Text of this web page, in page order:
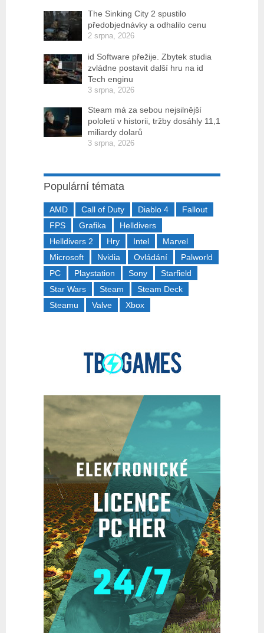
The Sinking City 2 spustilo
předobjednávky a odhalilo cenu
2 srpna, 2026
id Software přežije. Zbytek studia
zvládne postavit další hru na id
Tech enginu
3 srpna, 2026
Steam má za sebou nejsilnější
pololetí v historii, tržby dosáhly 11,1
miliardy dolarů
3 srpna, 2026
Populární témata
AMD Call of Duty Diablo 4
Fallout
FPS
Grafika
Helldivers
Helldivers 2
Hry Intel
Marvel
Microsoft
Nvidia Ovládání
Palworld
PC
Playstation Sony
Starfield
Star Wars
Steam
Steam Deck
Steamu
Valve Xbox